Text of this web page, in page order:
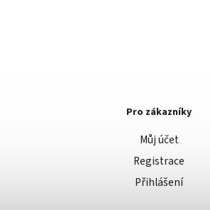
Pro zákazníky
Můj účet
Registrace
Přihlášení